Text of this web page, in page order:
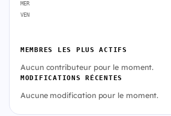
MER
VEN
MEMBRES LES PLUS ACTIFS
Aucun contributeur pour le moment.
MODIFICATIONS RÉCENTES
Aucune modification pour le moment.